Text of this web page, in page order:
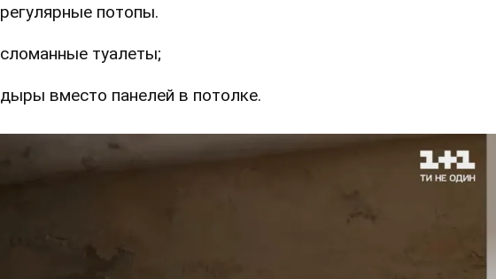
регулярные потопы.
сломанные туалеты;
дыры вместо панелей в потолке.